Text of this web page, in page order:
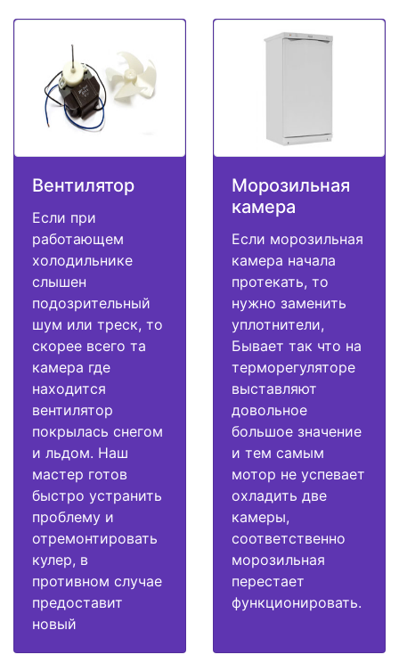
Вентилятор
Если при
работающем
холодильнике
слышен
подозрительный
шум или треск, то
скорее всего та
камера где
находится
вентилятор
покрылась снегом
и льдом. Наш
мастер готов
быстро устранить
проблему и
отремонтировать
кулер, в
противном случае
предоставит
новый
Морозильная
камера
Если морозильная
камера начала
протекать, то
нужно заменить
уплотнители,
Бывает так что на
терморегуляторе
выставляют
довольное
большое значение
и тем самым
мотор не успевает
охладить две
камеры,
соответственно
морозильная
перестает
функционировать.